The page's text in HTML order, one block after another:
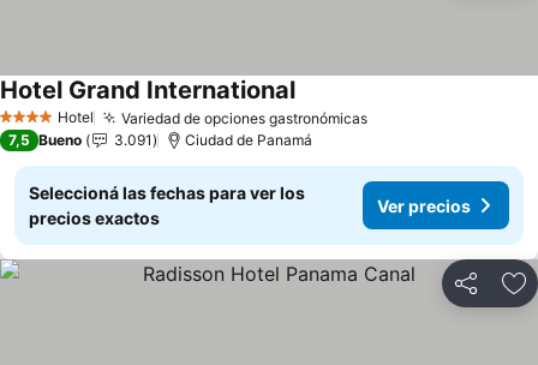
4 EstrellasHotel Variedad de opciones gastronómicasVer precios
Hotel Grand InternationalVer precios
7,5 Bueno 3.091 Ciudad de Panamá
Seleccioná las fechas para ver los
precios exactos
Ver precios
Compartir